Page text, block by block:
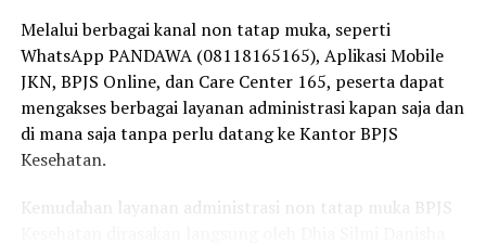
masyarakat tetap dapat mengakses layanan kesehatan
tanpa terkendala biaya,” ujar Linda.
Selain sebagai tenaga kesehatan, Linda juga merasakan
langsung manfaat Program JKN dalam kehidupan
keluarganya.
Melalui berbagai kanal non tatap muka, seperti
WhatsApp PANDAWA (08118165165), Aplikasi Mobile
JKN, BPJS Online, dan Care Center 165, peserta dapat
mengakses berbagai layanan administrasi kapan saja dan
di mana saja tanpa perlu datang ke Kantor BPJS
Kesehatan.
Kemudahan layanan administrasi non tatap muka BPJS